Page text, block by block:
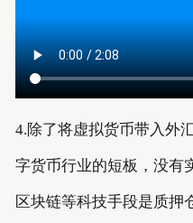
4.除了将虚拟货币带入外
字货币行业的短板，没有
区块链等科技手段是质押